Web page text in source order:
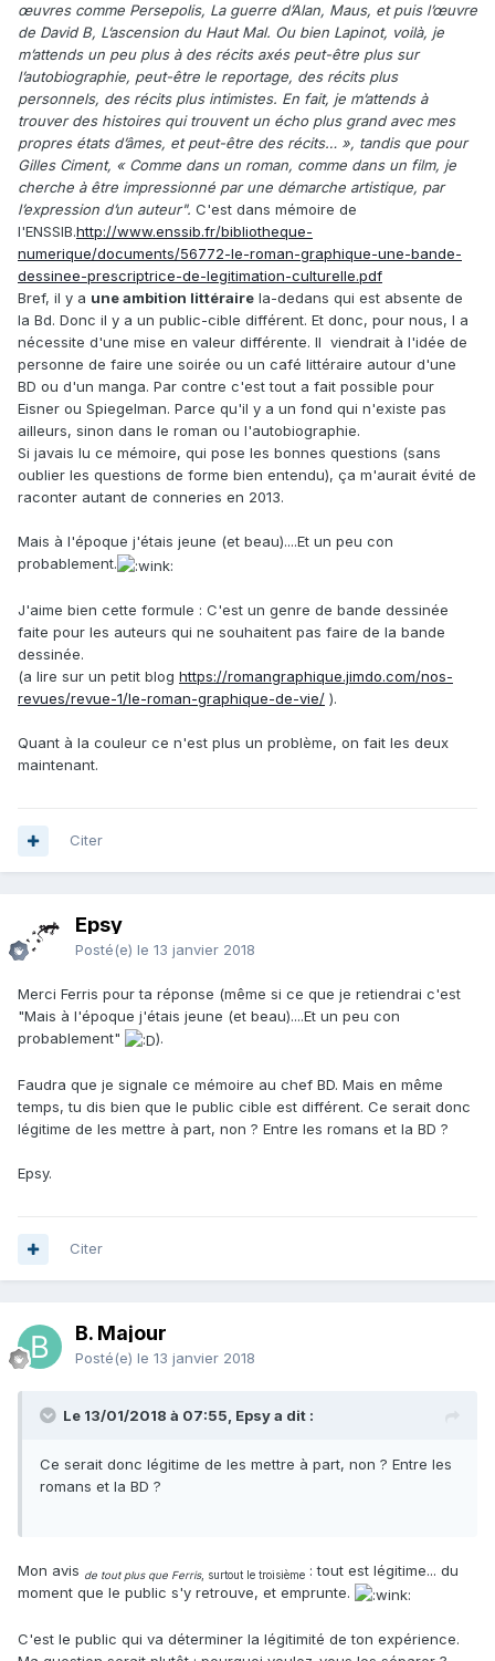
œuvres comme Persepolis, La guerre d’Alan, Maus, et puis l’œuvre
de David B, L’ascension du Haut Mal. Ou bien Lapinot, voilà, je
m’attends un peu plus à des récits axés peut-être plus sur
l’autobiographie, peut-être le reportage, des récits plus
personnels, des récits plus intimistes. En fait, je m’attends à
trouver des histoires qui trouvent un écho plus grand avec mes
propres états d’âmes, et peut-être des récits… », tandis que pour
Gilles Ciment, « Comme dans un roman, comme dans un film, je
cherche à être impressionné par une démarche artistique, par
l’expression d’un auteur". C'est dans mémoire de
l'ENSSIB.http://www.enssib.fr/bibliotheque-
numerique/documents/56772-le-roman-graphique-une-bande-
dessinee-prescriptrice-de-legitimation-culturelle.pdf
Bref, il y a une ambition littéraire la-dedans qui est absente de
la Bd. Donc il y a un public-cible différent. Et donc, pour nous, l a
nécessite d'une mise en valeur différente. Il viendrait à l'idée de
personne de faire une soirée ou un café littéraire autour d'une
BD ou d'un manga. Par contre c'est tout a fait possible pour
Eisner ou Spiegelman. Parce qu'il y a un fond qui n'existe pas
ailleurs, sinon dans le roman ou l'autobiographie.
Si javais lu ce mémoire, qui pose les bonnes questions (sans
oublier les questions de forme bien entendu), ça m'aurait évité de
raconter autant de conneries en 2013.
Mais à l'époque j'étais jeune (et beau)....Et un peu con
probablement.
J'aime bien cette formule : C'est un genre de bande dessinée
faite pour les auteurs qui ne souhaitent pas faire de la bande
dessinée.
(a lire sur un petit blog https://romangraphique.jimdo.com/nos-
revues/revue-1/le-roman-graphique-de-vie/ ).
Quant à la couleur ce n'est plus un problème, on fait les deux
maintenant.
Citer
Epsy
Posté(e) le 13 janvier 2018
Merci Ferris pour ta réponse (même si ce que je retiendrai c'est
"Mais à l'époque j'étais jeune (et beau)....Et un peu con
probablement"
).
Faudra que je signale ce mémoire au chef BD. Mais en même
temps, tu dis bien que le public cible est différent. Ce serait donc
légitime de les mettre à part, non ? Entre les romans et la BD ?
Epsy.
Citer
B. Majour
Posté(e) le 13 janvier 2018
Le 13/01/2018 à 07:55, Epsy a dit :
Ce serait donc légitime de les mettre à part, non ? Entre les
romans et la BD ?
Mon avis de tout plus que Ferris, surtout le troisième : tout est légitime... du
moment que le public s'y retrouve, et emprunte.
C'est le public qui va déterminer la légitimité de ton expérience.